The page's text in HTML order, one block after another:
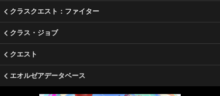
クラスクエスト：ファイター
クラス・ジョブ
クエスト
エオルゼアデータベース